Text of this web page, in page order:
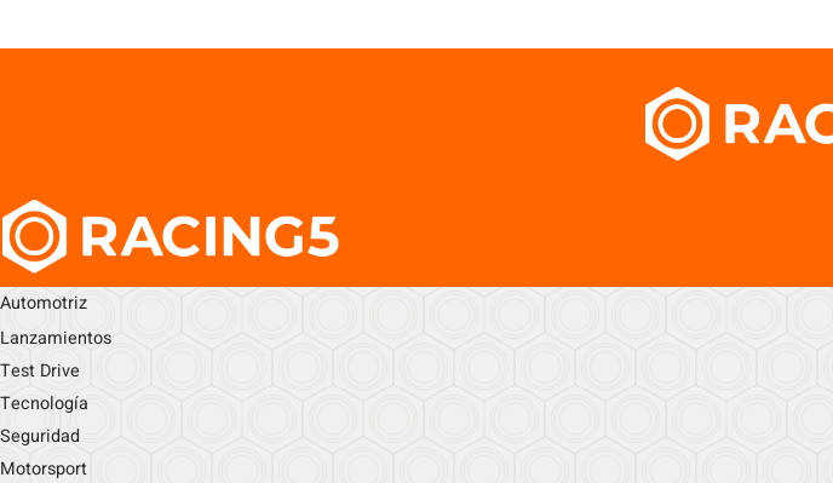
Automotriz
Lanzamientos
Test Drive
Tecnología
Seguridad
Motorsport